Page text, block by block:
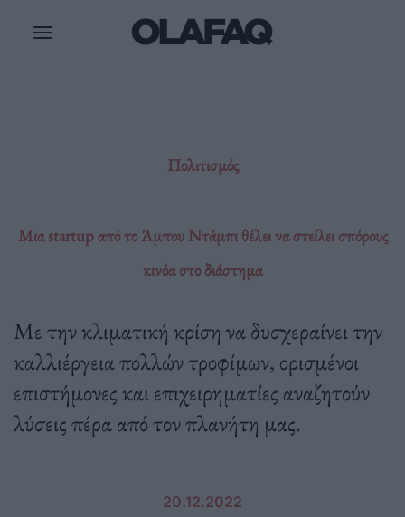
Πολιτισμός
Μια startup από το Άμπου Ντάμπι θέλει να στείλει σπόρους
κινόα στο διάστημα
Με την κλιματική κρίση να δυσχεραίνει την
καλλιέργεια πολλών τροφίμων, ορισμένοι
επιστήμονες και επιχειρηματίες αναζητούν
λύσεις πέρα από τον πλανήτη μας.
20.12.2022